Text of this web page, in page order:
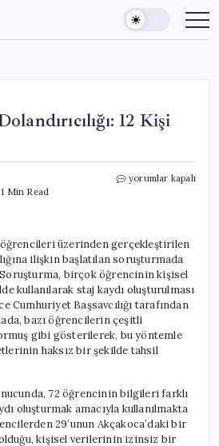
12 Kişi
1 Min Read
Düzce’de
Gözaltında
için
yorumlar kapalı
öğrencileri üzerinden gerçekleştirilen
ilişkin başlatılan soruşturmada
Soruşturma, birçok öğrencinin kişisel
kullanılarak staj kaydı oluşturulması
Cumhuriyet Başsavcılığı tarafından
bazı öğrencilerin çeşitli
gibi gösterilerek, bu yöntemle
haksız bir şekilde tahsil
72 öğrencinin bilgileri farklı
oluşturmak amacıyla kullanılmakta
29’unun Akçakoca’daki bir
kişisel verilerinin izinsiz bir